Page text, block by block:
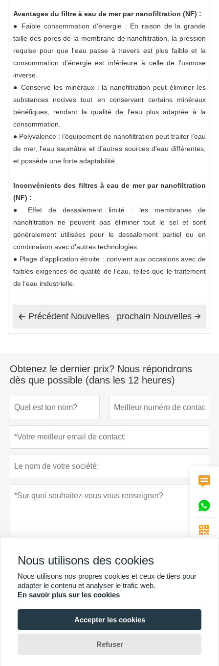
Avantages du filtre à eau de mer par nanofiltration (NF) :
● Faible consommation d'énergie : En raison de la grande
taille des pores de la membrane de nanofiltration, la pression
requise pour que l'eau passe à travers est plus faible et la
consommation d'énergie est inférieure à celle de l'osmose
inverse.
● Conserve les minéraux : la nanofiltration peut éliminer les
substances nocives tout en conservant certains minéraux
bénéfiques, rendant la qualité de l'eau plus adaptée à la
consommation.
● Polyvalence : l’équipement de nanofiltration peut traiter l’eau
de mer, l’eau saumâtre et d’autres sources d’eau différentes,
et possède une forte adaptabilité.
Inconvénients des filtres à eau de mer par nanofiltration
(NF) :
● Effet de dessalement limité : les membranes de
nanofiltration ne peuvent pas éliminer tout le sel et sont
généralement utilisées pour le dessalement partiel ou en
combinaison avec d’autres technologies.
● Plage d'application étroite : convient aux occasions avec de
faibles exigences de qualité de l'eau, telles que le traitement
de l'eau industrielle.
 Précédent Nouvelles 
prochain Nouvelles
Obtenez le dernier prix? Nous répondrons
dès que possible (dans les 12 heures)
soumettre Politique de confidentialité
PLUS DE SERVICES
Copyright By © Guangzhou Chunke Environmental Technology Co.



Nous utilisons des cookies
Nous utilisons nos propres cookies et ceux de tiers pour
adapter le contenu et analyser le trafic web.
En savoir plus sur les cookies
Accepter les cookies
Refuser